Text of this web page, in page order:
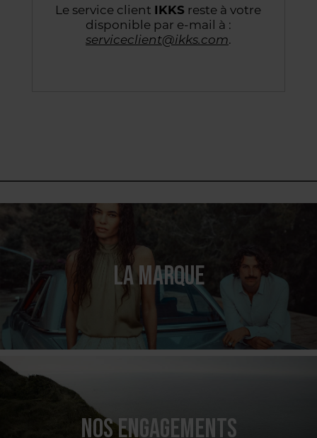
Le service client IKKS reste à votre
disponible par e-mail à :
serviceclient@ikks.com.
LA MARQUE
NOS ENGAGEMENTS